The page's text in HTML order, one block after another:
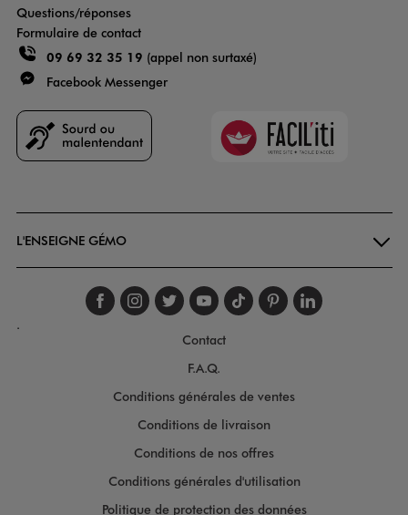
Questions/réponses
Formulaire de contact
09 69 32 35 19 (appel non surtaxé)
Facebook Messenger
Faciliti
L'ENSEIGNE GÉMO
Suivez-nous sur
Suivez-nous sur
Suivez-nous sur
Suivez-nous
Suivez-nous
Suivez-
.
Contact
F.A.Q.
Conditions générales de ventes
Conditions de livraison
Conditions de nos offres
Conditions générales d'utilisation
Politique de protection des données